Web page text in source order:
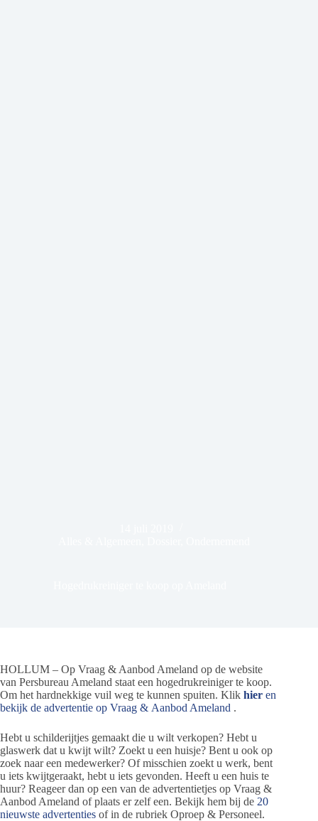
HOLLUM – Op Vraag & Aanbod Ameland op de website
van Persbureau Ameland staat een hogedrukreiniger te koop.
Om het hardnekkige vuil weg te kunnen spuiten. Klik hier en
bekijk de advertentie op Vraag & Aanbod Ameland .
Hebt u schilderijtjes gemaakt die u wilt verkopen? Hebt u
glaswerk dat u kwijt wilt? Zoekt u een huisje? Bent u ook op
zoek naar een medewerker? Of misschien zoekt u werk, bent
u iets kwijtgeraakt, hebt u iets gevonden. Heeft u een huis te
huur? Reageer dan op een van de advertentietjes op Vraag &
Aanbod Ameland of plaats er zelf een. Bekijk hem bij de 20
nieuwste advertenties of in de rubriek Oproep & Personeel.